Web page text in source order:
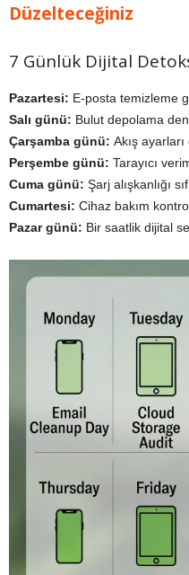
Düzelteceğiniz
7 Günlük Dijital
Pazartesi: E-posta temizleme
Salı günü: Bulut depolama
Çarşamba günü: Akış
Perşembe günü: Tarayıcı
Cuma günü: Şarj alışkanlığı
Cumartesi: Cihaz bakım
Pazar günü: Bir saatlik dijital